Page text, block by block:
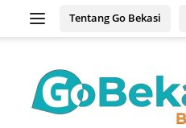
Tentang Go Bekasi